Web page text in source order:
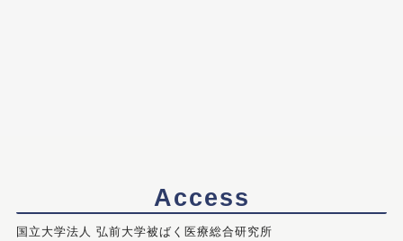
Access
国立大学法人 弘前大学被ばく医療総合研究所